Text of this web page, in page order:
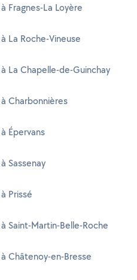
Fragnes-La Loyère
La Roche-Vineuse
La Chapelle-de-Guinchay
Charbonnières
Épervans
Sassenay
Prissé
Saint-Martin-Belle-Roche
Châtenoy-en-Bresse